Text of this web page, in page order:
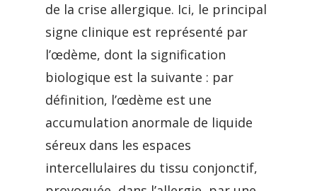
de la crise allergique. Ici, le principal
signe clinique est représenté par
l’œdème, dont la signification
biologique est la suivante : par
définition, l’œdème est une
accumulation anormale de liquide
séreux dans les espaces
intercellulaires du tissu conjonctif,